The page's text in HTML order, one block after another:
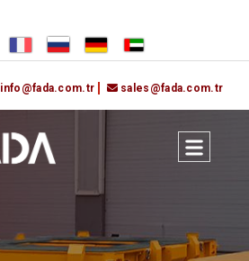
info@fada.com.tr sales@fada.com.tr